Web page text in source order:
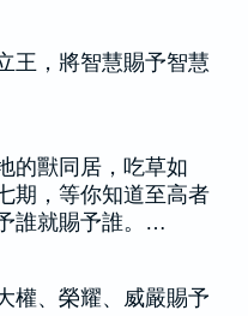
王，將智慧賜予智慧
的獸同居，吃草如
期，等你知道至高者
誰就賜予誰。…
權、榮耀、威嚴賜予